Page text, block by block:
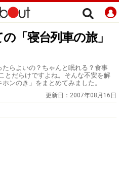
「寝台列車の旅」
らよいの？ちゃんと眠れる？食事
とだらけですよね。そんな不安を解
ンのき」をまとめてみました。
更新日： 2007年08月16日